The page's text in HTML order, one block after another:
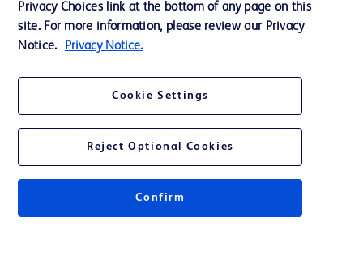
Préférences en matière de cookies
Confidentialité
Accessibilité du site Web
© 2026 BD. Tous droits réservés. BD et le logo de BD sont des marques
Privacy Choices link at the bottom of any page on this
site. For more information, please review our Privacy
Notice.
Privacy Notice.
Cookie Settings
Reject Optional Cookies
Confirm